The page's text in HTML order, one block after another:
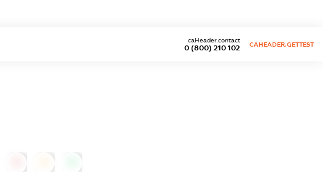
0 (800) 210 102
caHeader.contact
CAHEADER.GETTEST